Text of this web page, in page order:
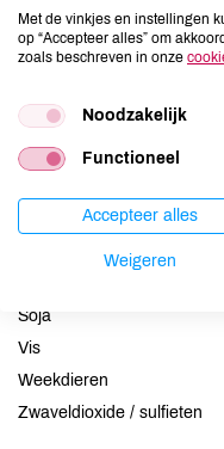
Ei
Gluten
Lupine
Mosterd
Schaaldieren
Soja
Vis
Weekdieren
Zwaveldioxide / sulfieten
Met de vinkjes en instellingen
op “Accepteer alles” om
zoals beschreven in onze
Noodzakelijk
Functioneel
Accepteer alles
Weigeren